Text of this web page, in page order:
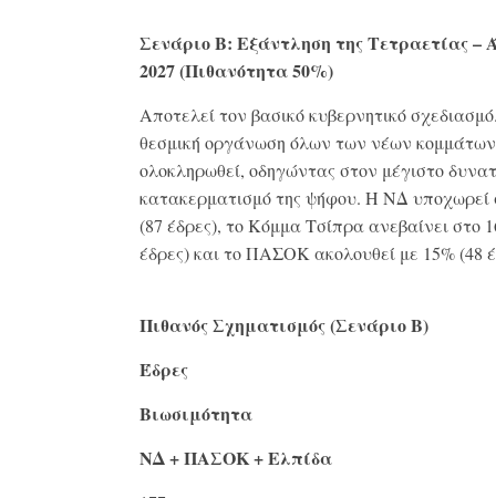
Σενάριο Β: Εξάντληση της Τετραετίας –
2027 (Πιθανότητα 50%)
Αποτελεί τον βασικό κυβερνητικό σχεδιασμό
θεσμική οργάνωση όλων των νέων κομμάτων
ολοκληρωθεί, οδηγώντας στον μέγιστο
κατακερματισμό της ψήφου. Η ΝΔ υποχωρεί
(87 έδρες), το Κόμμα Τσίπρα ανεβαίνει στο
έδρες) και το ΠΑΣΟΚ ακολουθεί με 15% (48
Πιθανός Σχηματισμός (Σενάριο Β)
Έδρες
Βιωσιμότητα
ΝΔ + ΠΑΣΟΚ + Ελπίδα